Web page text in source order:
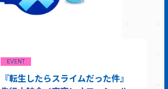
EVENT
『転生したらスライムだった件』